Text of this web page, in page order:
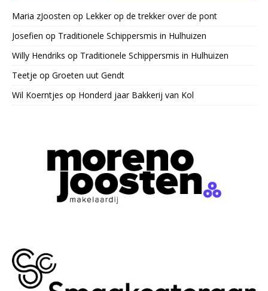
Maria zJoosten op Lekker op de trekker over de pont
Josefien op Traditionele Schippersmis in Hulhuizen
Willy Hendriks op Traditionele Schippersmis in Hulhuizen
Teetje op Groeten uut Gendt
Wil Koerntjes op Honderd jaar Bakkerij van Kol